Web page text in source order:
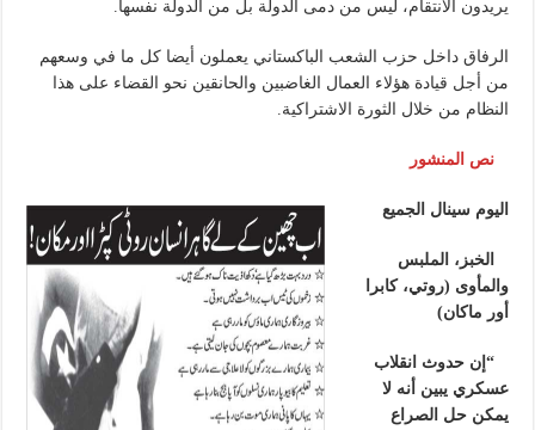
يريدون الانتقام، ليس من دمى الدولة بل من الدولة نفسها.
الرفاق داخل حزب الشعب الباكستاني يعملون أيضا كل ما في وسعهم
من أجل قيادة هؤلاء العمال الغاضبين والحانقين نحو القضاء على هذا
النظام من خلال الثورة الاشتراكية.
نص المنشور
اليوم سينال الجميع
الخبز، الملبس
والمأوى (روتي، كابرا
أور ماكان)
“إن حدوث انقلاب
عسكري يبين أنه لا
يمكن حل الصراع